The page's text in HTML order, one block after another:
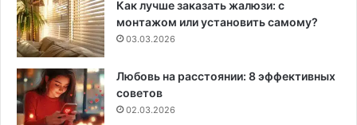
Как лучше заказать жалюзи: с
монтажом или установить самому?
03.03.2026
Любовь на расстоянии: 8 эффективных
советов
02.03.2026